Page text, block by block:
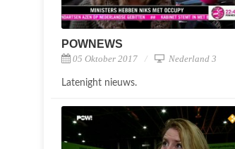
POWNEWS
05 Oktober 2017 Nederland 3
Latenight nieuws.